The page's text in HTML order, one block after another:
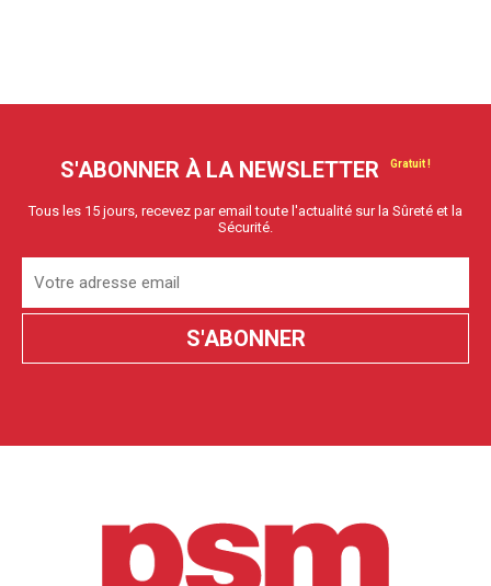
S'ABONNER À LA NEWSLETTER
Tous les 15 jours, recevez par email toute l'actualité sur la Sûreté et la
Sécurité.